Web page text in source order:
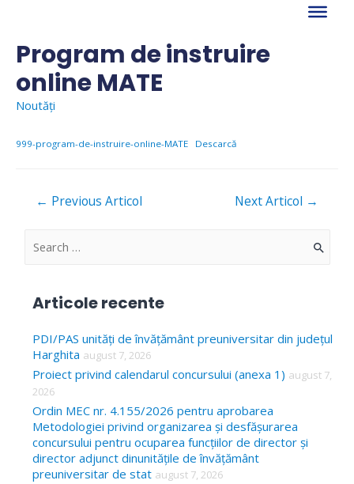
contentProgram de instruire
online MATE
Noutăți
999-program-de-instruire-online-MATE Descarcă
Navigare
← Previous Articol Next Articol →
S
c
h
f
o
r
Articole recente
PDI/PAS unități de învățământ preuniversitar din județul
Harghita august 7, 2026
Proiect privind calendarul concursului (anexa 1) august 7,
2026
Ordin MEC nr. 4.155/2026 pentru aprobarea
Metodologiei privind organizarea și desfășurarea
concursului pentru ocuparea funcțiilor de director și
director adjunct dinunitățile de învățământ
preuniversitar de stat august 7, 2026